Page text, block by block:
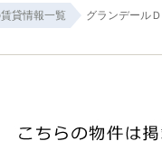
貸情報一覧 グランデール